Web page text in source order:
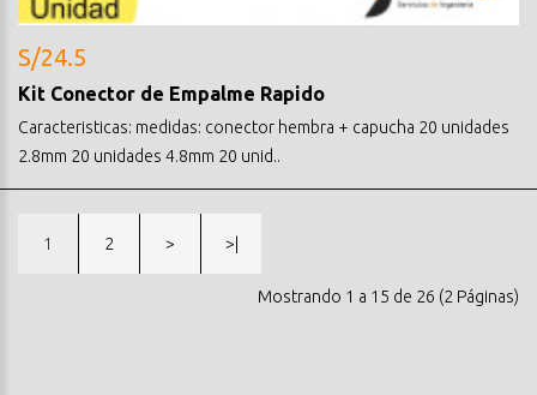
S/24.5
Kit Conector de Empalme Rapido
Caracteristicas: medidas: conector hembra + capucha 20 unidades
2.8mm 20 unidades 4.8mm 20 unid..
1 2 > >|
Mostrando 1 a 15 de 26 (2 Páginas)